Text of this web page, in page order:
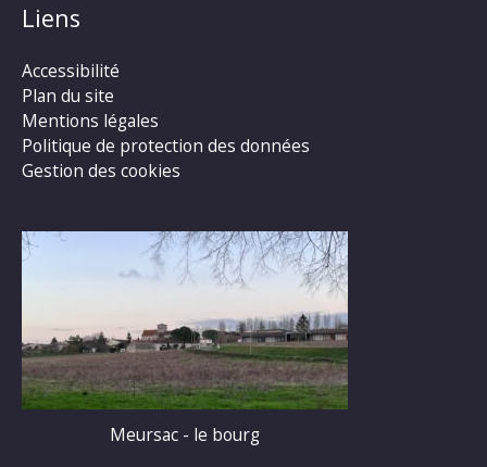
Liens
Accessibilité
Plan du site
Mentions légales
Politique de protection des données
Gestion des cookies
Meursac - le bourg